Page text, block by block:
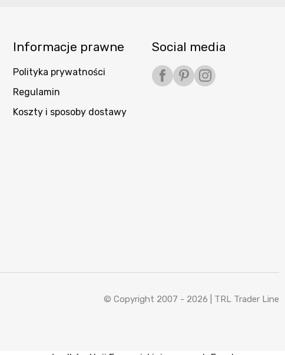
Informacje prawne
Polityka prywatności
Regulamin
Koszty i sposoby dostawy
Social media
Facebook
PinterestInstagram
© Copyright 2007 - 2026 | TRL Trader Line